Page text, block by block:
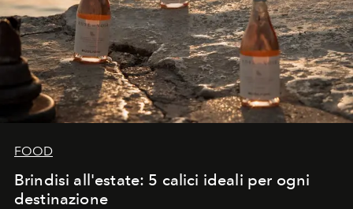
FOOD
Brindisi all'estate: 5 calici ideali per ogni
destinazione